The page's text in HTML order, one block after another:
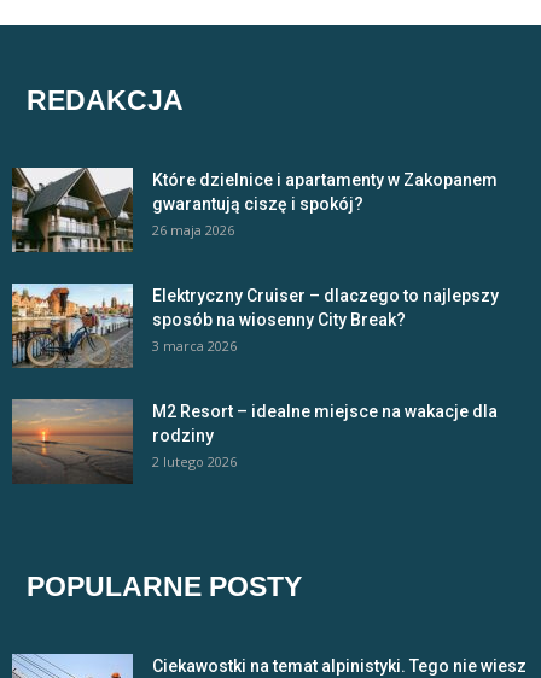
REDAKCJA
Które dzielnice i apartamenty w Zakopanem
gwarantują ciszę i spokój?
26 maja 2026
Elektryczny Cruiser – dlaczego to najlepszy
sposób na wiosenny City Break?
3 marca 2026
M2 Resort – idealne miejsce na wakacje dla
rodziny
2 lutego 2026
POPULARNE POSTY
Ciekawostki na temat alpinistyki. Tego nie wiesz